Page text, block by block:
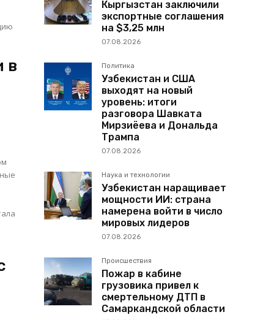
в
Кыргызстан заключили
экспортные соглашения
на $3,25 млн
07.08.2026
Политика
Узбекистан и США
выходят на новый
уровень: итоги
разговора Шавката
Мирзиёева и Дональда
Трампа
07.08.2026
Наука и технологии
Узбекистан наращивает
мощности ИИ: страна
намерена войти в число
мировых лидеров
07.08.2026
Происшествия
Пожар в кабине
грузовика привел к
смертельному ДТП в
Самаркандской области